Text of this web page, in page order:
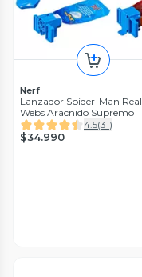
Nerf
Lanzador Spider-Man Real
Webs Arácnido Supremo
4.5(31)
$34.990